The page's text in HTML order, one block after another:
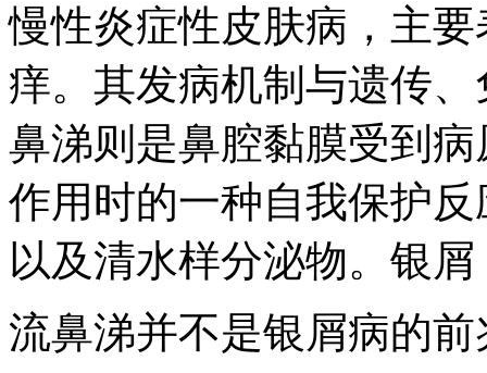
慢性炎症性皮肤病，主
痒。其发病机制与遗传
鼻涕则是鼻腔黏膜受到
作用时的一种自我保护
以及清水样分泌物。银屑
流鼻涕并不是银屑病的前